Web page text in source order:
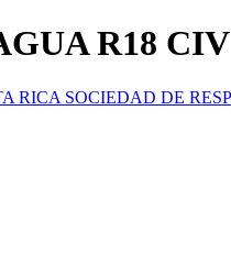
R18 CIV
RICA SOCIEDAD DE